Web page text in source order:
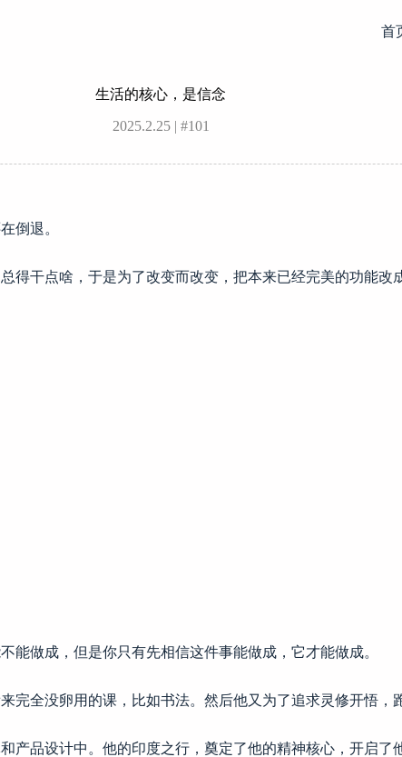
首
生活的核心，是信念
2025.2.25 | #101
倒退。
得干点啥，于是为了改变而改变，把本来已经完美的功能
做成，但是你只有先相信这件事能做成，它才能做成。
全没卵用的课，比如书法。然后他又为了追求灵修开悟，
产品设计中。他的印度之行，奠定了他的精神核心，开启